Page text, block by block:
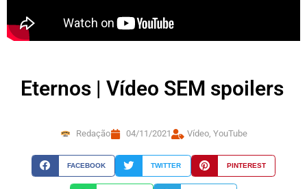
Eternos | Vídeo SEM spoilers
Redação 04/11/2021 Vídeo, YouTube
FACEBOOK TWITTER PINTEREST